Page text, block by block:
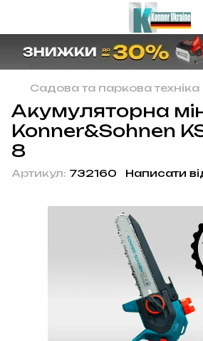
Садова та паркова техніка
Акумуляторна
Konner&Sohnen
8
Артикул: 732160 Написати